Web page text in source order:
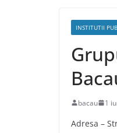
INSTITUTII
bacau 1
Adresa –